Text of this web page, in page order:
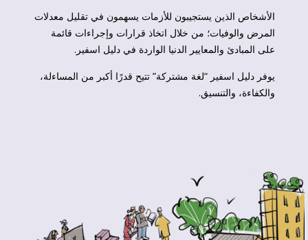
الأشخاص الذين يستجيبون للأزمات يسهمون في تقليل معدلات
المرض والوفيات؛ من خلال اتخاذ قرارات وإجراءات قائمة
على المبادئ والمعايير الدنيا الواردة في دليل اسفير.
يوفر دليل اسفير “لغة مشتركة” تتيح قدرًا أكبر من المساءلة،
والكفاءة، والتنسيق.